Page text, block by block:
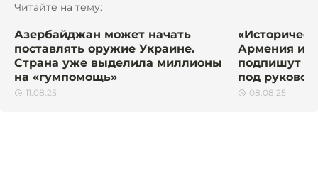
Читайте на тему:
Азербайджан может начать
поставлять оружие Украине.
Страна уже выделила миллионы
на «гумпомощь»
11.08.25
Армения и
подпишут
под
08.08.25